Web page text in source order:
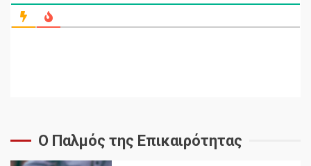
Ο Παλμός της Επικαιρότητας